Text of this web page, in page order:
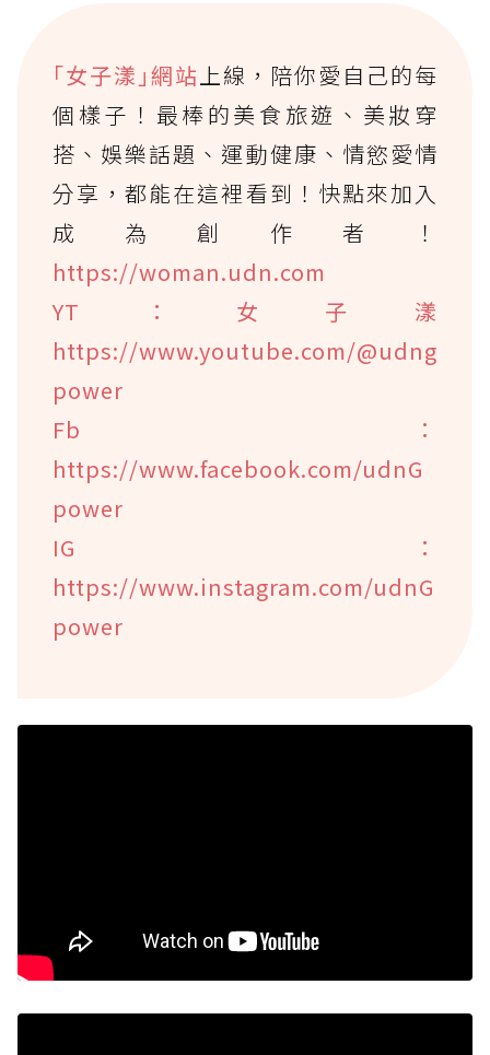
｢女子漾｣網站上線，陪你愛自己的每
個樣子！最棒的美食旅遊、美妝穿
搭、娛樂話題、運動健康、情慾愛情
分享，都能在這裡看到！快點來加入
成為創作者！
https://woman.udn.com
YT：女子漾
https://www.youtube.com/@udng
power
Fb：
https://www.facebook.com/udnG
power
IG：
https://www.instagram.com/udnG
power